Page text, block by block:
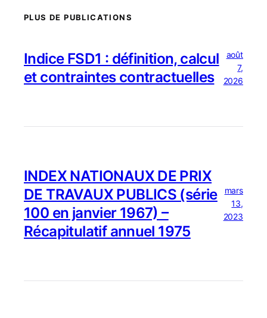
PLUS DE PUBLICATIONS
Indice FSD1 : définition, calcul
et contraintes contractuelles
août
7,
2026
INDEX NATIONAUX DE PRIX
DE TRAVAUX PUBLICS (série
100 en janvier 1967) –
Récapitulatif annuel 1975
mars
13,
2023